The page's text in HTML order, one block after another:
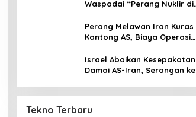
Waspadai “Perang Nuklir di
Perang Melawan Iran Kuras
Kantong AS, Biaya Operasi
Israel Abaikan Kesepakatan
Damai AS-Iran, Serangan ke
Tekno Terbaru